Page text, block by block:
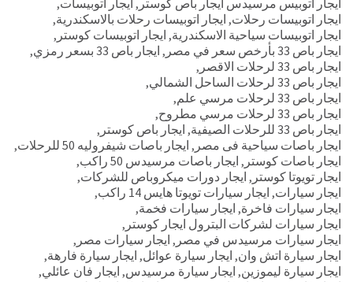
ايجار اتوبيسات رحلات, ايجار اتوبيسات رحلات بالاسكندرية,
ايجار اتوبيسات سياحية الاسكندرية, ايجار اتوبيسات كوستر ,
ايجار باص 33 بأرخص سعر في مصر
, ايجار باص 33 بسعر رمزي
,
ايجار باص 33 لرحلات الاقصر
,
ايجار باص 33 لرحلات الساحل الشمالي
,
ايجار باص 33 لرحلات مرسي علم
,
ايجار باص 33 لرحلات مرسي مطروح
,
ايجار باص 33 للرحلات الصيفية
, ايجار باص كوستر ,
ايجار باصات سياحية فى مصر , ايجار باصات شيفروليه 50 للرحلات
,
ايجار باصات كوستر , ايجار باصات مرسيدس 50 راكب
,
ايجار تويوتا كوستر , ايجار دورات ميكروباص للشركات,
ايجار سيارات, ايجار سيارات تويوتا هايس 14 راكب
,
ايجار سيارات فاخرة, ايجار سيارات فخمة,
ايجار سيارات لشركات البترول ايجار كوستر ,
ايجار سيارات مرسيدس في مصر , ايجار سيارات مصر ,
ايجار سيارة اتش وان, ايجار سيارة عوائل, ايجار سيارة فارهة,
ايجار سيارة ليموزين, ايجار سيارة مرسيدس, ايجار فان عائلي,